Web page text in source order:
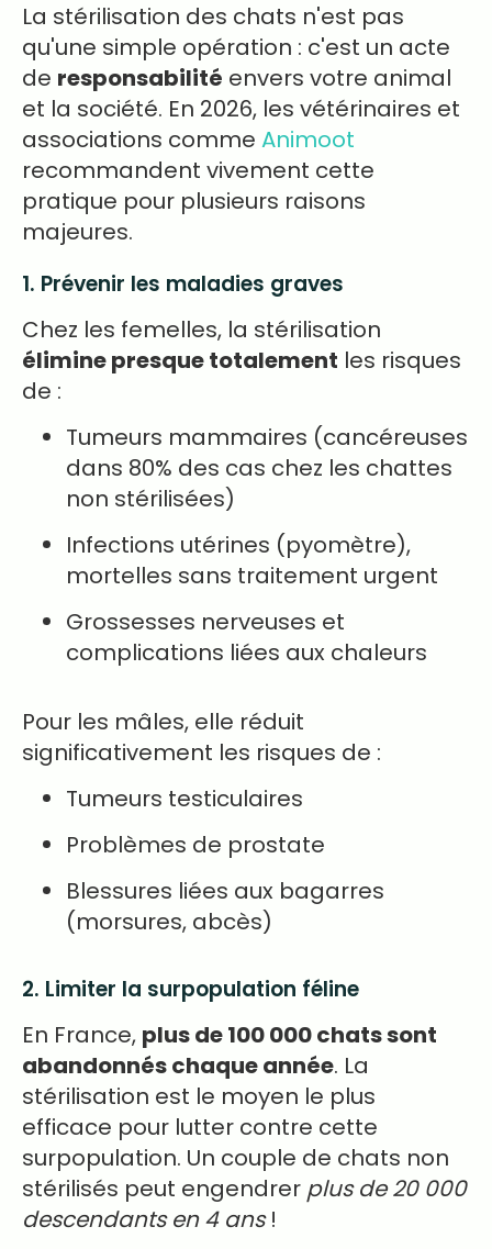
La stérilisation des chats n'est pas
qu'une simple opération : c'est un acte
de responsabilité envers votre animal
et la société. En 2026, les vétérinaires et
associations comme Animoot
recommandent vivement cette
pratique pour plusieurs raisons
majeures.
1. Prévenir les maladies graves
Chez les femelles, la stérilisation
élimine presque totalement les risques
de :
Tumeurs mammaires (cancéreuses
dans 80% des cas chez les chattes
non stérilisées)
Infections utérines (pyomètre),
mortelles sans traitement urgent
Grossesses nerveuses et
complications liées aux chaleurs
Pour les mâles, elle réduit
significativement les risques de :
Tumeurs testiculaires
Problèmes de prostate
Blessures liées aux bagarres
(morsures, abcès)
2. Limiter la surpopulation féline
En France, plus de 100 000 chats sont
abandonnés chaque année. La
stérilisation est le moyen le plus
efficace pour lutter contre cette
surpopulation. Un couple de chats non
stérilisés peut engendrer plus de 20 000
descendants en 4 ans!